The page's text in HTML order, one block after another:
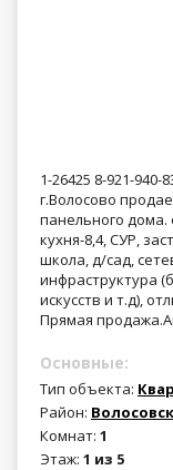
1-26425 8-921-
г.Волосово
панельного дома.
кухня-8,4, СУР,
школа, д/сад,
инфраструктура
искусств и т.д),
Прямая
Основные:
Тип объекта:
Район:
Комнат: 1
Этаж: 1 из 5